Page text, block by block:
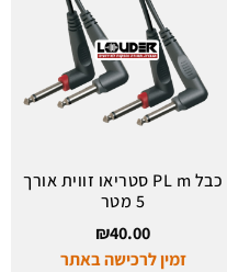
כבל PL m סטריאו זווית אורך
5 מטר
₪40.00
זמין לרכישה באתר